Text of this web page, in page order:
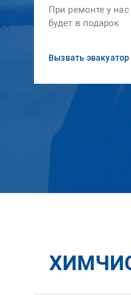
При ремонте у
будет в подарок
Вызвать эвакуатор